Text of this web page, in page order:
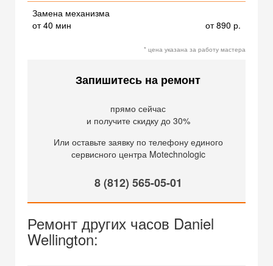
Замена механизма
от 40 мин
от 890 р.
* цена указана за работу мастера
Запишитесь на ремонт
прямо сейчас
и получите скидку до 30%
Или оставьте заявку по телефону единого
сервисного центра Motechnologic
8 (812) 565-05-01
Ремонт других часов Daniel
Wellington: